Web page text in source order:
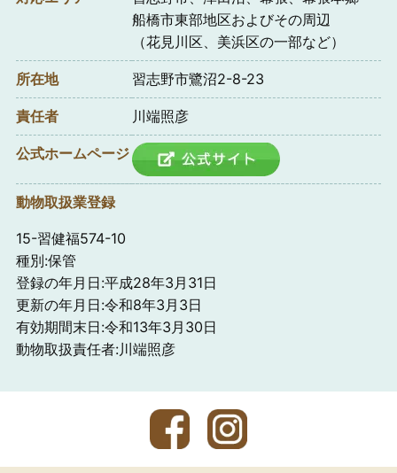
船橋市東部地区およびその周辺
（花見川区、美浜区の一部など）
所在地 習志野市鷺沼2-8-23
責任者 川端照彦
公式ホームページ
動物取扱業登録
15-習健福574-10
種別:保管
登録の年月日:平成28年3月31日
更新の年月日:令和8年3月3日
有効期間末日:令和13年3月30日
動物取扱責任者:川端照彦